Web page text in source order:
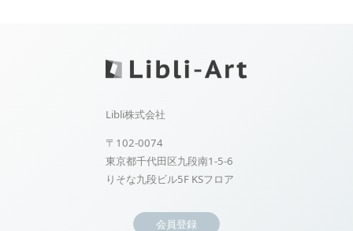
Libli株式会社
〒102-0074
東京都千代田区九段南1-5-6
りそな九段ビル5F KSフロア
会員登録